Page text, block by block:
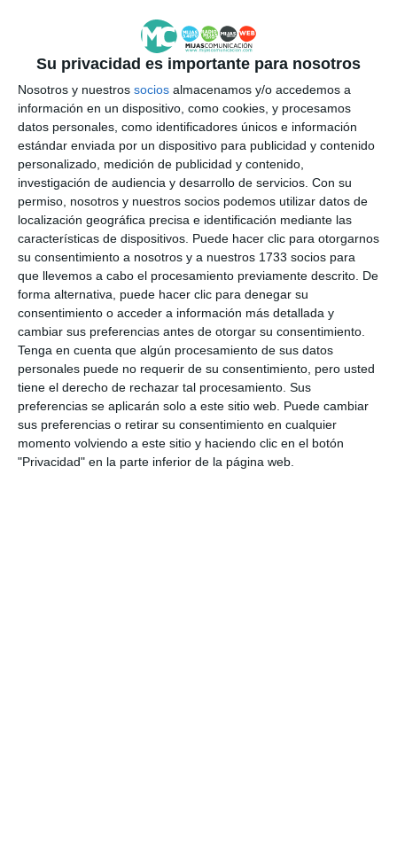
Su privacidad es importante para nosotros
Nosotros y nuestros socios almacenamos y/o accedemos a
información en un dispositivo, como cookies, y procesamos
datos personales, como identificadores únicos e información
estándar enviada por un dispositivo para publicidad y contenido
personalizado, medición de publicidad y contenido,
investigación de audiencia y desarrollo de servicios. Con su
permiso, nosotros y nuestros socios podemos utilizar datos de
localización geográfica precisa e identificación mediante las
características de dispositivos. Puede hacer clic para otorgarnos
su consentimiento a nosotros y a nuestros 1733 socios para
que llevemos a cabo el procesamiento previamente descrito. De
forma alternativa, puede hacer clic para denegar su
consentimiento o acceder a información más detallada y
cambiar sus preferencias antes de otorgar su consentimiento.
Tenga en cuenta que algún procesamiento de sus datos
personales puede no requerir de su consentimiento, pero usted
tiene el derecho de rechazar tal procesamiento. Sus
preferencias se aplicarán solo a este sitio web. Puede cambiar
sus preferencias o retirar su consentimiento en cualquier
momento volviendo a este sitio y haciendo clic en el botón
"Privacidad" en la parte inferior de la página web.